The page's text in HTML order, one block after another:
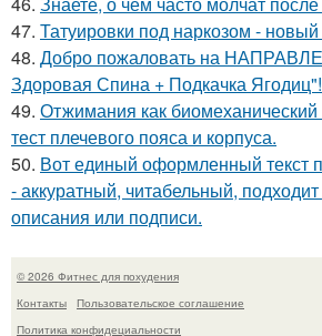
47. Татуировки под наркозом - новый
48. Добро пожаловать на
Здоровая Спина + Подкачка Ягодиц"!
49. Отжимания как
тест плечевого пояса и корпуса.
50. Вот единый оформленный текст
- аккуратный, читабельный,
описания или подписи.
© 2026 Фитнес для похудения
Контакты
Пользовательское соглашение
Политика конфидециальности